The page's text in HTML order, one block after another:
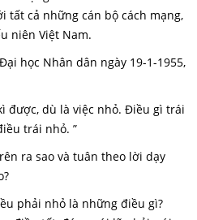
tất cả những cán bộ cách mạng,
niên Việt Nam.
học Nhân dân ngày 19-1-1955,
được, dù là việc nhỏ. Điều gì trái
trái nhỏ. ”
ra sao và tuân theo lời dạy
phải nhỏ là những điều gì?